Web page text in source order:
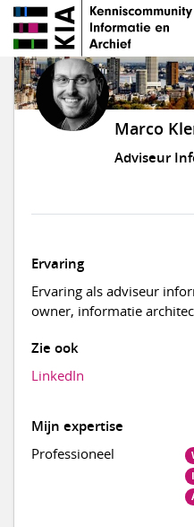
Marco
Adviseur
Ervaring
Ervaring als adviseur
owner, informatie
Zie ook
LinkedIn
Mijn expertise
Professioneel